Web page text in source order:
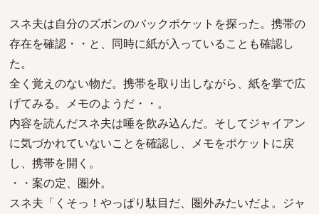
スネ夫は自分のズボンのバックポケットを探った。携帯の
存在を確認・・と、同時に紙が入っていることも確認し
た。
全く覚えのない物だ。携帯を取り出しながら、紙を掌で広
げてみる。メモのようだ・・。
内容を読んだスネ夫は唾を飲み込んだ。そしてジャイアン
に気づかれていないことを確認し、メモをポケットに戻
し、携帯を開く。
・・案の定、圏外。
スネ夫「くそっ！やっぱり駄目だ、圏外みたいだよ。ジャ